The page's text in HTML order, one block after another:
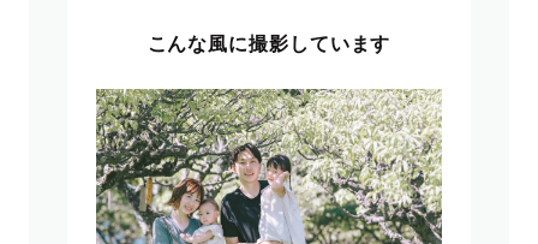
こんな風に撮影しています